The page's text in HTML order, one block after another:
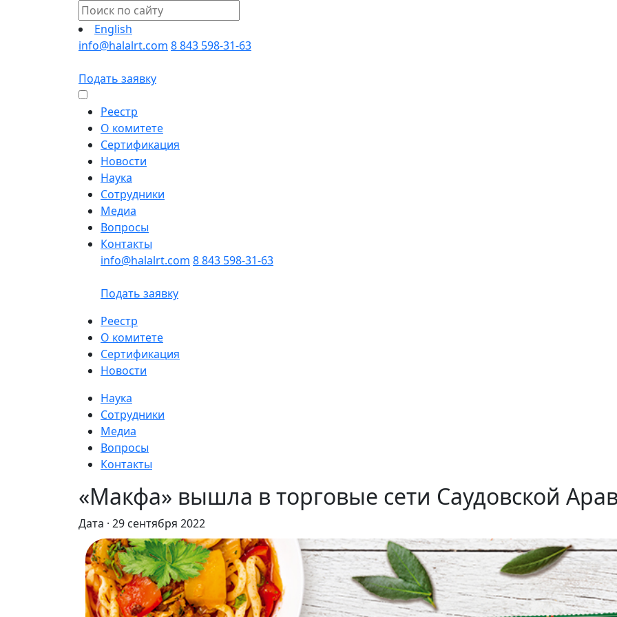
English
info@halalrt.com 8 843 598-31-63
Подать заявку
Реестр
О комитете
Сертификация
Новости
Наука
Сотрудники
Медиа
Вопросы
Контакты
info@halalrt.com 8 843 598-31-63
Подать заявку
Реестр
О комитете
Сертификация
Новости
Наука
Сотрудники
Медиа
Вопросы
Контакты
«Макфа» вышла в торговые сети Саудовской
Дата · 29 сентября 2022